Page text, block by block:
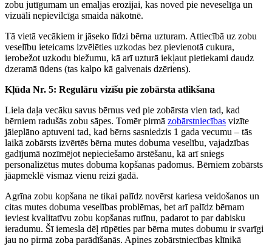
zobu jutīgumam un emaljas erozijai, kas noved pie neveselīga un
vizuāli nepievilcīga smaida nākotnē.
Tā vietā vecākiem ir jāseko līdzi bērna uzturam. Attiecībā uz zobu
veselību ieteicams izvēlēties uzkodas bez pievienotā cukura,
ierobežot uzkodu biežumu, kā arī uzturā iekļaut pietiekami daudz
dzeramā ūdens (tas kalpo kā galvenais dzēriens).
Kļūda Nr. 5: Regulāru vizīšu pie zobārsta atlikšana
Liela daļa vecāku savus bērnus ved pie zobārsta vien tad, kad
bērniem radušās zobu sāpes. Tomēr pirmā zobārstniecības vizīte
jāieplāno aptuveni tad, kad bērns sasniedzis 1 gada vecumu – tās
laikā zobārsts izvērtēs bērna mutes dobuma veselību, vajadzības
gadījumā nozīmējot nepieciešamo ārstēšanu, kā arī sniegs
personalizētus mutes dobuma kopšanas padomus. Bērniem zobārsts
jāapmeklē vismaz vienu reizi gadā.
Agrīna zobu kopšana ne tikai palīdz novērst kariesa veidošanos un
citas mutes dobuma veselības problēmas, bet arī palīdz bērnam
ieviest kvalitatīvu zobu kopšanas rutīnu, padarot to par dabisku
ieradumu. Šī iemesla dēļ rūpēties par bērna mutes dobumu ir svarīgi
jau no pirmā zoba parādīšanās. Apines zobārstniecības klīnikā